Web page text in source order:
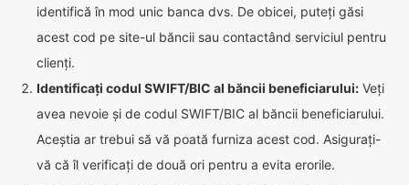
identifică în mod unic banca dvs. De obicei, puteți găsi
acest cod pe site-ul băncii sau contactând serviciul pentru
clienți.
Identificați codul SWIFT/BIC al băncii beneficiarului: Veți
avea nevoie și de codul SWIFT/BIC al băncii beneficiarului.
Aceștia ar trebui să vă poată furniza acest cod. Asigurați-
vă că îl verificați de două ori pentru a evita erorile.